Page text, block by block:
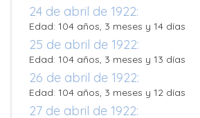
24 de abril de 1922:
Edad: 104 años, 3 meses y 14 días
25 de abril de 1922:
Edad: 104 años, 3 meses y 13 días
26 de abril de 1922:
Edad: 104 años, 3 meses y 12 días
27 de abril de 1922: